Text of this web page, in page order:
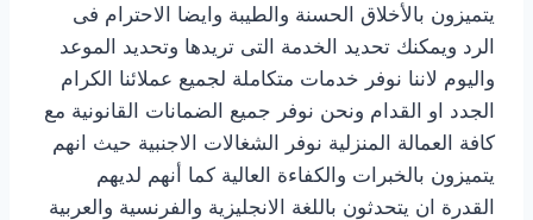
يتميزون بالأخلاق الحسنة والطيبة وايضا الاحترام فى
الرد ويمكنك تحديد الخدمة التى تريدها وتحديد الموعد
واليوم لاننا نوفر خدمات متكاملة لجميع عملائنا الكرام
الجدد او القدام ونحن نوفر جميع الضمانات القانونية مع
كافة العمالة المنزلية نوفر الشغالات الاجنبية حيث انهم
يتميزون بالخبرات والكفاءة العالية كما أنهم لديهم
القدرة ان يتحدثون باللغة الانجليزية والفرنسية والعربية